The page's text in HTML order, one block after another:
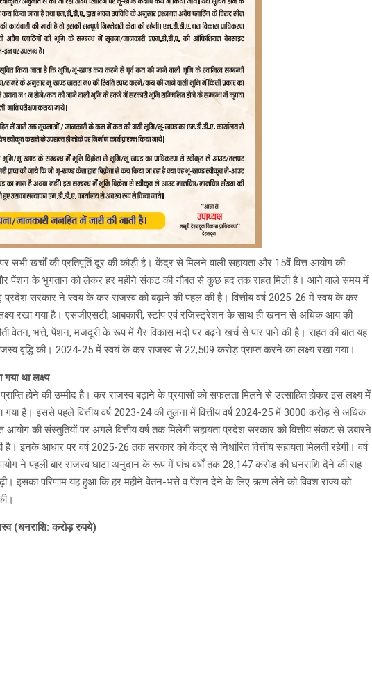
खर्चों की प्रतिपूर्ति दूर की कौड़ी है। केंद्र से मिलने वाली सहायता और 15वें वित्त आयोग की
पेंशन के भुगतान को लेकर हर महीने संकट की नौबत से कुछ हद तक राहत मिली है। आने वाले समय में
सरकार ने स्वयं के कर राजस्व को बढ़ाने की पहल की है। वित्तीय वर्ष 2025-26 में स्वयं के कर
रखा गया है। एसजीएसटी, आबकारी, स्टांप एवं रजिस्ट्रेशन के साथ ही खनन से अधिक आय की
वेतन, भत्ते, पेंशन, मजदूरी के रूप में गैर विकास मदों पर बढ़ने खर्च से पार पाने की है। राहत की बात यह
वृद्धि की। 2024-25 में स्वयं के कर राजस्व से 22,509 करोड़ प्राप्त करने का लक्ष्य रखा गया।
था लक्ष्य
होने की उम्मीद है। कर राजस्व बढ़ाने के प्रयासों को सफलता मिलने से उत्साहित होकर इस लक्ष्य में
गया है। इससे पहले वित्तीय वर्ष 2023-24 की तुलना में वित्तीय वर्ष 2024-25 में 3000 करोड़ से अधिक
आयोग की संस्तुतियों पर अगले वित्तीय वर्ष तक मिलेगी सहायता प्रदेश सरकार को वित्तीय संकट से उबारने
है। इनके आधार पर वर्ष 2025-26 तक सरकार को केंद्र से निर्धारित वित्तीय सहायता मिलती रहेगी। वर्ष
ने पहली बार राजस्व घाटा अनुदान के रूप में पांच वर्षों तक 28,147 करोड़ की धनराशि देने की राह
इसका परिणाम यह हुआ कि हर महीने वेतन-भत्ते व पेंशन देने के लिए ऋण लेने को विवश राज्य को
(धनराशि: करोड़ रुपये)